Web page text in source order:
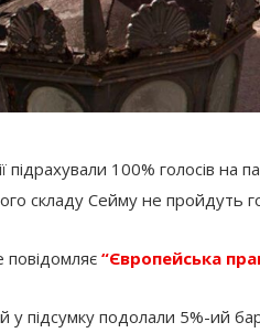
підрахували 100% голосів на
складу Сейму не пройдуть
“Європейська
у підсумку подолали 5%-ий